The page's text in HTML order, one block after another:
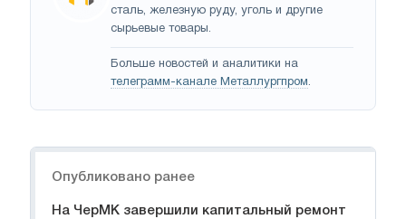
сталь, железную руду, уголь и другие
сырьевые товары.
Больше новостей и аналитики на
телеграмм-канале Металлургпром.
Опубликовано ранее
На ЧерМК завершили капитальный ремонт